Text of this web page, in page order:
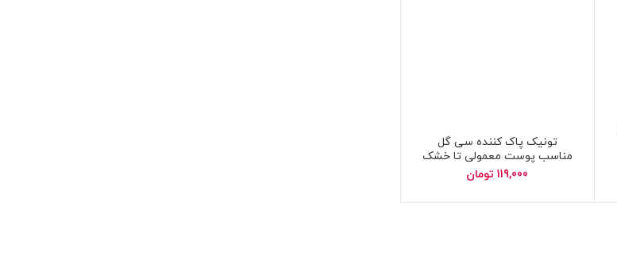
تونیک پاک کننده سی گل
مناسب پوست معمولی تا خشک
| Seagull cleansing tonic skin
dry and normal
119,000 تومان